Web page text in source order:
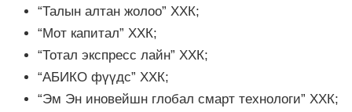
“Талын алтан жолоо” ХХК;
“Мот капитал” ХХК;
“Тотал экспресс лайн” ХХК;
“АБИКО фүүдс” ХХК;
“Эм Эн иновейшн глобал смарт технологи” ХХК;